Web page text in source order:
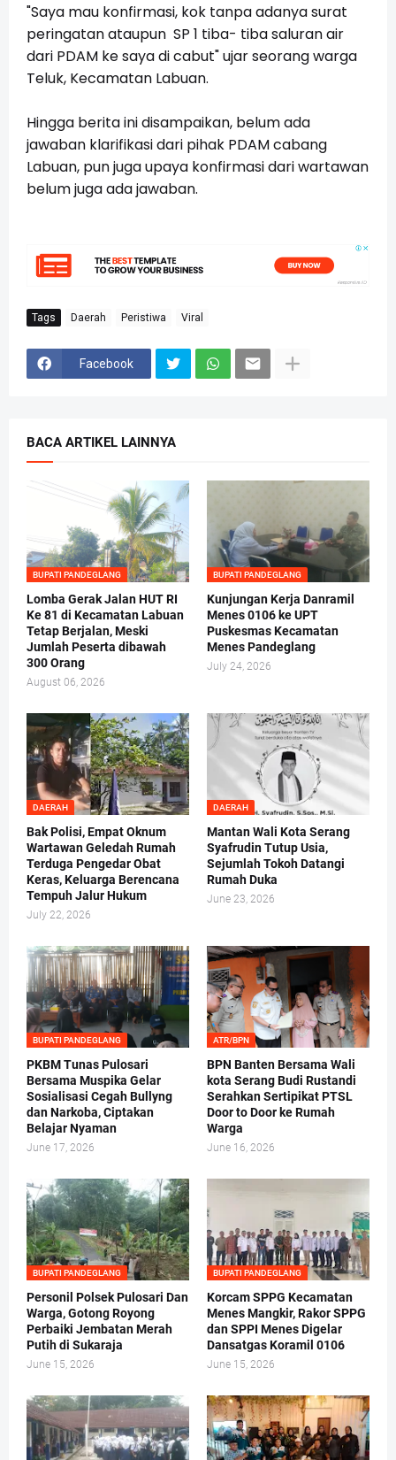
"Saya mau konfirmasi, kok tanpa adanya surat
peringatan ataupun SP 1 tiba- tiba saluran air
dari PDAM ke saya di cabut" ujar seorang warga
Teluk, Kecamatan Labuan.
Hingga berita ini disampaikan, belum ada
jawaban klarifikasi dari pihak PDAM cabang
Labuan, pun juga upaya konfirmasi dari wartawan
belum juga ada jawaban.
Tags Daerah Peristiwa Viral
Facebook
BACA ARTIKEL LAINNYA
BUPATI PANDEGLANG
Lomba Gerak Jalan HUT RI
Ke 81 di Kecamatan Labuan
Tetap Berjalan, Meski
Jumlah Peserta dibawah
300 Orang
August 06, 2026
BUPATI PANDEGLANG
Kunjungan Kerja Danramil
Menes 0106 ke UPT
Puskesmas Kecamatan
Menes Pandeglang
July 24, 2026
DAERAH
Bak Polisi, Empat Oknum
Wartawan Geledah Rumah
Terduga Pengedar Obat
Keras, Keluarga Berencana
Tempuh Jalur Hukum
July 22, 2026
DAERAH
Mantan Wali Kota Serang
Syafrudin Tutup Usia,
Sejumlah Tokoh Datangi
Rumah Duka
June 23, 2026
BUPATI PANDEGLANG
PKBM Tunas Pulosari
Bersama Muspika Gelar
Sosialisasi Cegah Bullyng
dan Narkoba, Ciptakan
Belajar Nyaman
June 17, 2026
ATR/BPN
BPN Banten Bersama Wali
kota Serang Budi Rustandi
Serahkan Sertipikat PTSL
Door to Door ke Rumah
Warga
June 16, 2026
BUPATI PANDEGLANG
Personil Polsek Pulosari Dan
Warga, Gotong Royong
Perbaiki Jembatan Merah
Putih di Sukaraja
June 15, 2026
BUPATI PANDEGLANG
Korcam SPPG Kecamatan
Menes Mangkir, Rakor SPPG
dan SPPI Menes Digelar
Dansatgas Koramil 0106
June 15, 2026